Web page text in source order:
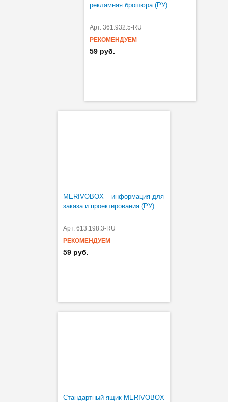
рекламная брошюра (РУ)
Арт. 361.932.5-RU
РЕКОМЕНДУЕМ
59 руб.
MERIVOBOX – информация для
заказа и проектирования (РУ)
Арт. 613.198.3-RU
РЕКОМЕНДУЕМ
59 руб.
Стандартный ящик MERIVOBOX